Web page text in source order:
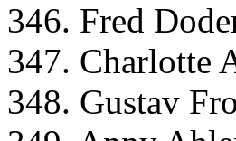
346. Fred
347. Charlotte
348. Gustav